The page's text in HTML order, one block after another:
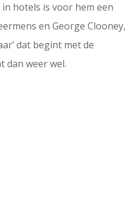
hotels is voor hem een
en George Clooney,
dat begint met de
dan weer wel.